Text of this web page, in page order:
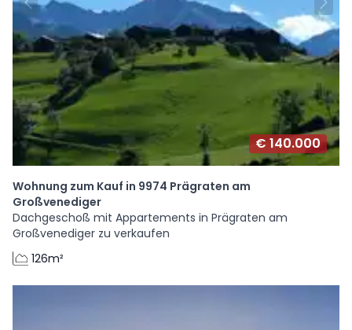
€ 140.000
Wohnung zum Kauf in 9974 Prägraten am
Großvenediger
Dachgeschoß mit Appartements in Prägraten am
Großvenediger zu verkaufen
126m²